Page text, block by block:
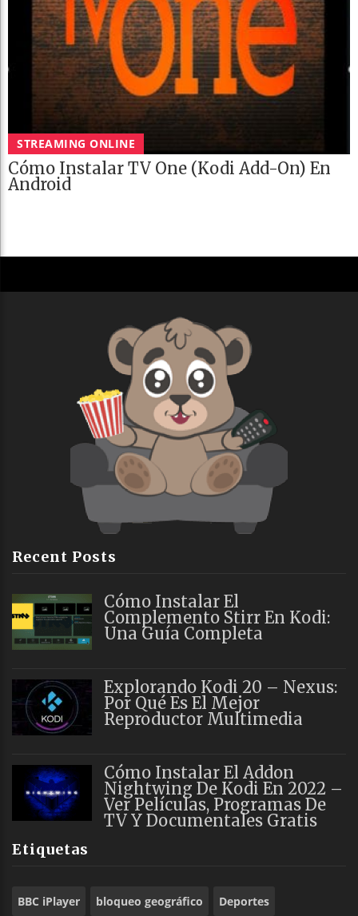
STREAMING ONLINE
Cómo Instalar TV One (Kodi Add-On) En
Android
Recent Posts
Cómo Instalar El
Complemento Stirr En Kodi:
Una Guía Completa
Explorando Kodi 20 – Nexus:
Por Qué Es El Mejor
Reproductor Multimedia
Cómo Instalar El Addon
Nightwing De Kodi En 2022 –
Ver Películas, Programas De
TV Y Documentales Gratis
Etiquetas
BBC iPlayer bloqueo geográfico Deportes